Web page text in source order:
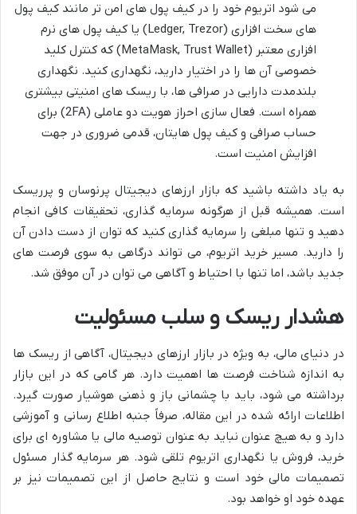
می شود اتریوم خود را در کیف پول های امن تر مانند کیف پول
های سخت افزاری (Ledger, Trezor) یا کیف پول های نرم
افزاری معتبر (MetaMask, Trust Wallet) که کنترل کلید
خصوصی آن ها را در اختیار دارید، نگهداری کنید. نگهداری
بلندمدت دارایی در صرافی ها، با ریسک های امنیتی بیشتری
همراه است. فعال سازی احراز هویت دو عاملی (2FA) برای
حساب صرافی و کیف پول هایتان، قدمی ضروری در جهت
افزایش امنیت است.
به یاد داشته باشید که بازار ارزهای دیجیتال پرنوسان و پرریسک
است. همیشه قبل از هرگونه سرمایه گذاری، تحقیقات کافی انجام
دهید و تنها مبلغی را سرمایه گذاری کنید که توان از دست دادن آن
را دارید. مسیر خرید اتریوم، می تواند درگاهی به سوی فرصت های
جدید باشد، اما تنها با احتیاط و آگاهی می توان در آن موفق شد.
هشدار ریسک و سلب مسئولیت
در دنیای مالی، به ویژه در بازار ارزهای دیجیتال، آگاهی از ریسک ها
به اندازه شناخت فرصت ها اهمیت دارد. هر گامی که در این بازار
برداشته می شود، باید با چشمانی باز و ذهنی هوشیار صورت گیرد.
اطلاعات ارائه شده در این مقاله، صرفاً جنبه اطلاع رسانی و آموزشی
دارد و به هیچ عنوان نباید به عنوان توصیه مالی یا مشاوره ای برای
خرید، فروش یا نگهداری اتریوم تلقی شود. هر سرمایه گذار مسئول
تصمیمات مالی خود است و نتایج حاصل از این تصمیمات نیز بر
عهده خود او خواهد بود.